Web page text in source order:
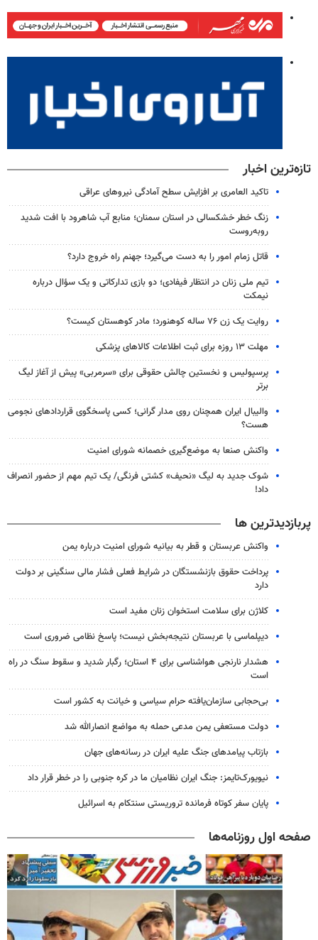
تازه‌ترین اخبار
تاکید العامری بر افزایش سطح آمادگی نیروهای عراقی
زنگ خطر خشکسالی در استان سمنان؛ منابع آب شاهرود با افت شدید
روبه‌روست
قاتل زمام امور را به دست می‌گیرد؛ جهنم راه خروج دارد؟
تیم ملی زنان در انتظار فیفادی؛ دو بازی تدارکاتی و یک سؤال درباره
نیمکت
روایت یک زن ۷۶ ساله کوهنورد؛ مادر کوهستان کیست؟
مهلت ۱۳ روزه برای ثبت اطلاعات کالاهای پزشکی
پرسپولیس و نخستین چالش حقوقی برای «سرمربی» پیش از آغاز لیگ
برتر
والیبال ایران همچنان روی مدار گرانی؛ کسی پاسخگوی قراردادهای نجومی
هست؟
واکنش صنعا به موضع‌گیری خصمانه شورای امنیت
شوک جدید به لیگ «نحیف» کشتی فرنگی/ یک تیم مهم از حضور انصراف
داد!
پربازدیدترین ها
واکنش عربستان و قطر به بیانیه شورای امنیت درباره یمن
پرداخت حقوق بازنشستگان در شرایط فعلی فشار مالی سنگینی بر دولت
دارد
کلاژن برای سلامت استخوان زنان مفید است
دیپلماسی با عربستان نتیجه‌بخش نیست؛ پاسخ نظامی ضروری است
هشدار نارنجی هواشناسی برای ۴ استان؛ رگبار شدید و سقوط سنگ در راه
است
بی‌حجابی سازمان‌یافته حرام سیاسی و خیانت به کشور است
دولت مستعفی یمن مدعی حمله به مواضع انصارالله شد
بازتاب پیامدهای جنگ علیه ایران در رسانه‌های جهان
نیویورک‌تایمز: جنگ ایران نظامیان ما در کره جنوبی را در خطر قرار داد
پایان سفر کوتاه فرمانده تروریستی سنتکام به اسرائیل
صفحه اول روزنامه‌ها